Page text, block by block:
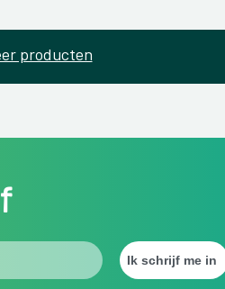
producten